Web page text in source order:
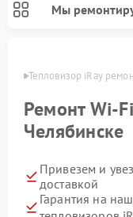
Мы
Тепловизор iRay
Ремонт Wi-
Челябинске
Привезем и
доставкой
Гарантия на